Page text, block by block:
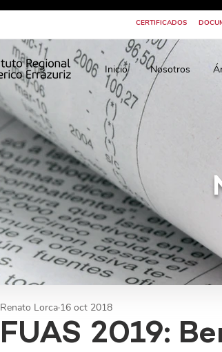
CERTIFICADOS
Inicio Nosotros
FUAS 2019:
Renato Lorca 16 oct 2018